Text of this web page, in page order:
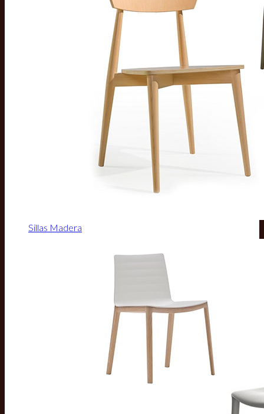
Sillas Madera